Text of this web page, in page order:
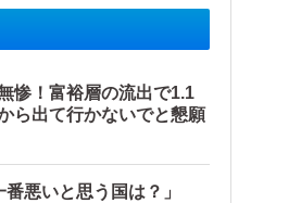
惨！富裕層の流出で1.1
ら出て行かないでと懇願
番悪いと思う国は？」